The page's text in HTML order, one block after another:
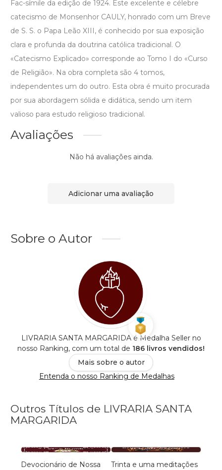
Fac-símile da edição de 1924. Este excelente e célebre
catecismo de Monsenhor CAULY, honrado com um Breve
de S. S. o Papa Leão XIII, é conhecido por sua exposição
clara e profunda da doutrina católica tradicional. O
«Catecismo Explicado» corresponde ao Tomo I do «Curso
de Religião». Na obra completa são 4 tomos,
independentes um do outro. Esta obra é muito procurada
por sua abordagem sólida e didática, sendo um item
valioso para estudo religioso tradicional.
Avaliações
Não há avaliações ainda.
Adicionar uma avaliação
Sobre o Autor
LIVRARIA SANTA MARGARIDA é Medalha Seller no
nosso Ranking, com um total de 186 livros vendidos!
Mais sobre o autor
Entenda o nosso Ranking de Medalhas
Outros Títulos de LIVRARIA SANTA
MARGARIDA
Devocionário de Nossa
Trinta e uma meditações